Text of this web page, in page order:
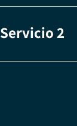
Servicio 2